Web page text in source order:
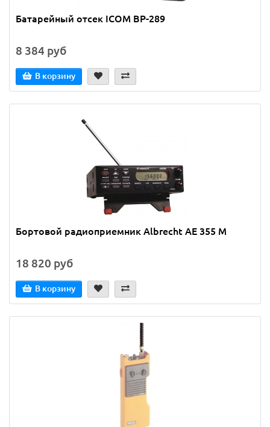
Батарейный отсек ICOM BP-289
8 384 руб
В корзину
Бортовой радиоприемник Albrecht AE 355 M
18 820 руб
В корзину